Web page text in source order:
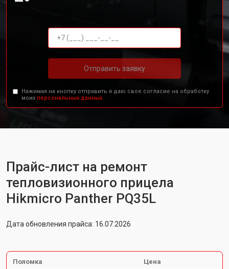
Отправить заявку
Нажимая на кнопку отправить я даю свое согласие на обработку
моих персональных данных.
Прайс-лист на ремонт
тепловизионного прицела
Hikmicro Panther PQ35L
Дата обновления прайса: 16.07.2026
Поломка Цена